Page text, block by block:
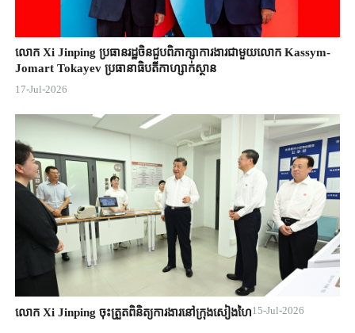
លោក Xi Jinping ប្រធានរដ្ឋចិន​ជួបពិភាក្សា​ការងារជាមួយ​លោក Kassym-
Jomart ​Tokayev ​ប្រធានាធិបតី​កាហ្សាក់ស្ថាន​
17-Jul-2026
លោក Xi Jinping ចុះត្រួតពិនិត្យការងារនៅក្រុងសៀងហៃ15-Jul-2026